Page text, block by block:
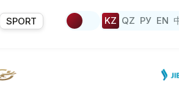
SPORT KZ QZ РУ EN